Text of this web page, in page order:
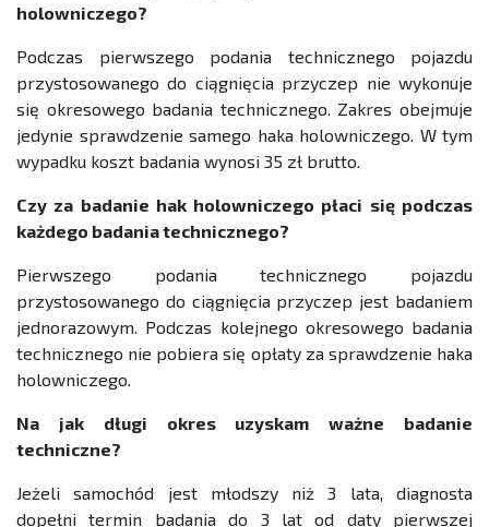
holowniczego?
Podczas pierwszego podania technicznego pojazdu
przystosowanego do ciągnięcia przyczep nie wykonuje
się okresowego badania technicznego. Zakres obejmuje
jedynie sprawdzenie samego haka holowniczego. W tym
wypadku koszt badania wynosi 35 zł brutto.
Czy za badanie hak holowniczego płaci się podczas
każdego badania technicznego?
Pierwszego podania technicznego pojazdu
przystosowanego do ciągnięcia przyczep jest badaniem
jednorazowym. Podczas kolejnego okresowego badania
technicznego nie pobiera się opłaty za sprawdzenie haka
holowniczego.
Na jak długi okres uzyskam ważne badanie
techniczne?
Jeżeli samochód jest młodszy niż 3 lata, diagnosta
dopełni termin badania do 3 lat od daty pierwszej